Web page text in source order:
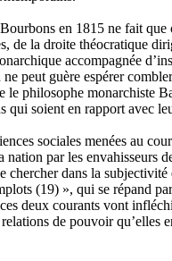
en 1815 ne fait
de la droite théocratique
accompagnée
peut guère espérer
le philosophe monarchiste
qui soient en rapport avec
sociales menées au
par les envahisseurs
chercher dans la
(19) », qui se répand
deux courants vont
de pouvoir qu’elles